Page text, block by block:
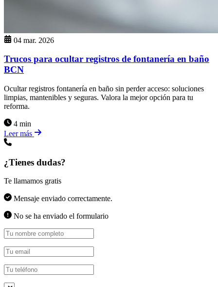
04 mar. 2026
Trucos para ocultar registros de fontanería en baño
BCN
Ocultar registros fontanería en baño sin perder acceso: soluciones
limpias, mantenibles y seguras. Valora la mejor opción para tu
reforma.
4 min
Leer más
¿Tienes dudas?
Te llamamos gratis
Mensaje enviado correctamente.
No se ha enviado el formulario